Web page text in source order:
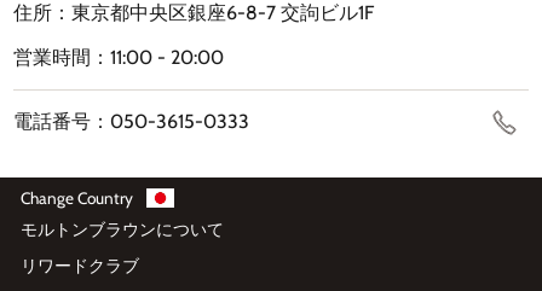
住所：東京都中央区銀座6-8-7 交訽ビル1F
営業時間：11:00 - 20:00
電話番号：050-3615-0333
Change Country
モルトンブラウンについて
リワードクラブ